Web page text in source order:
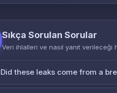
Sıkça Sorulan Sorular
Veri ihlalleri ve nasıl yanıt
Did these leaks come from a